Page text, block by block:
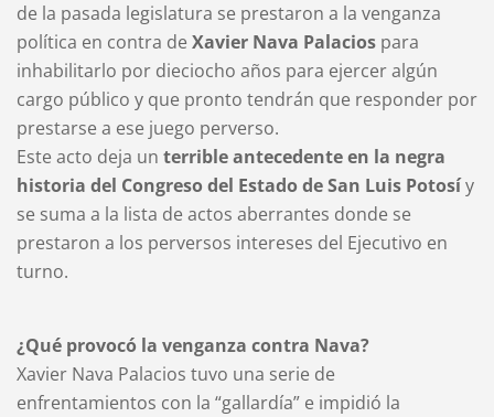
de la pasada legislatura se prestaron a la venganza
política en contra de Xavier Nava Palaciospara
inhabilitarlo por dieciocho años para ejercer algún
cargo público y que pronto tendrán que responder por
prestarse a ese juego perverso.
Este acto deja un terrible antecedente en la negra
historia del Congreso del Estado de San Luis Potosíy
se suma a la lista de actos aberrantes donde se
prestaron a los perversos intereses del Ejecutivo en
turno.
¿Qué provocó la venganza contra Nava?
Xavier Nava Palacios tuvo una serie de
enfrentamientos con la “gallardía” e impidió la